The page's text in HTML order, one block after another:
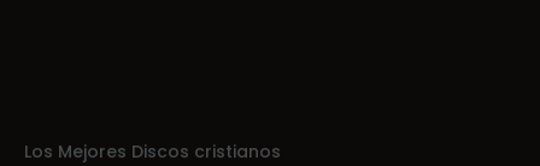
Los Mejores Discos cristianos